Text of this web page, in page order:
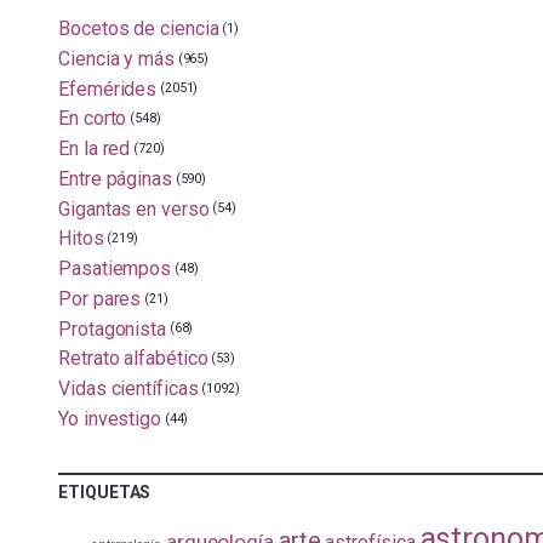
Bocetos de ciencia (1)
Ciencia y más (965)
Efemérides (2051)
En corto (548)
En la red (720)
Entre páginas (590)
Gigantas en verso (54)
Hitos (219)
Pasatiempos (48)
Por pares (21)
Protagonista (68)
Retrato alfabético (53)
Vidas científicas (1092)
Yo investigo (44)
ETIQUETAS